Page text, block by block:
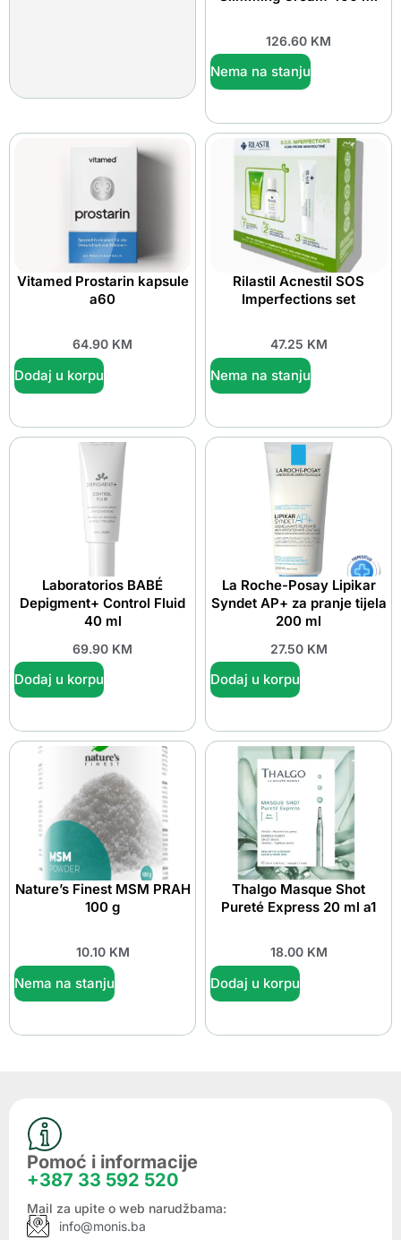
126.60 KM
Nema na stanju
Vitamed Prostarin kapsule
a60
64.90 KM
Dodaj u korpu
Rilastil Acnestil SOS
Imperfections set
47.25 KM
Nema na stanju
Laboratorios BABÉ
Depigment+ Control Fluid
40 ml
69.90 KM
Dodaj u korpu
La Roche-Posay Lipikar
Syndet AP+ za pranje tijela
200 ml
27.50 KM
Dodaj u korpu
Nature’s Finest MSM PRAH
100 g
10.10 KM
Nema na stanju
Thalgo Masque Shot
Pureté Express 20 ml a1
18.00 KM
Dodaj u korpu
Pomoć i informacije
+387 33 592 520
Mail za upite o web narudžbama:
info@monis.ba